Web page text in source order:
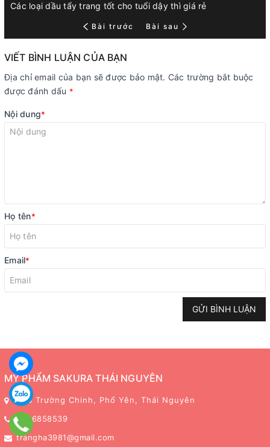
Các loại dầu tẩy trang tốt cho tuổi dậy thì giá rẻ
Bài trước Bài sau
VIẾT BÌNH LUẬN CỦA BẠN
Địa chỉ email của bạn sẽ được bảo mật. Các trường bắt buộc
được đánh dấu *
Nội dung*
Họ tên*
Email*
GỬI BÌNH LUẬN
MỸ PHẨM SAKURA THÁI NGUYÊN
243 Trường Chinh, Phổ Yên, Thái Nguyên
0336858539
trangha3981@gmail.com